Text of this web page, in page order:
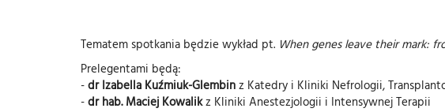
Tematem spotkania będzie wykład pt. When genes leave their mark:
Prelegentami będą:
-dr Izabella Kuźmiuk-Glembinz Katedry i Kliniki Nefrologii,
-dr hab. Maciej Kowalikz Kliniki Anestezjologii i Intensywnej Terapii